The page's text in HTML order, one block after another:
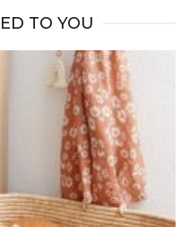
TO YOU